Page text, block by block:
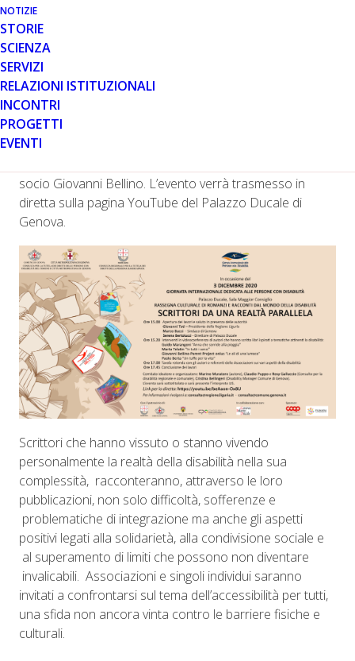
NOTIZIE
STORIE
SCIENZA
SERVIZI
RELAZIONI ISTITUZIONALI
INCONTRI
PROGETTI
EVENTI
In occasione della Giornata internazionale dedicata alle
persone con disabilità, giovedì 3 dicembre dalle ore 15 si
svolgerà “Scrittori da una realtà parallela”, un incontro al
socio Giovanni Bellino. L’evento verrà trasmesso in
diretta sulla pagina YouTube del Palazzo Ducale di
Genova.
Scrittori che hanno vissuto o stanno vivendo
personalmente la realtà della disabilità nella sua
complessità, racconteranno, attraverso le loro
pubblicazioni, non solo difficoltà, sofferenze e
problematiche di integrazione ma anche gli aspetti
positivi legati alla solidarietà, alla condivisione sociale e
al superamento di limiti che possono non diventare
invalicabili. Associazioni e singoli individui saranno
invitati a confrontarsi sul tema dell’accessibilità per tutti,
una sfida non ancora vinta contro le barriere fisiche e
culturali.